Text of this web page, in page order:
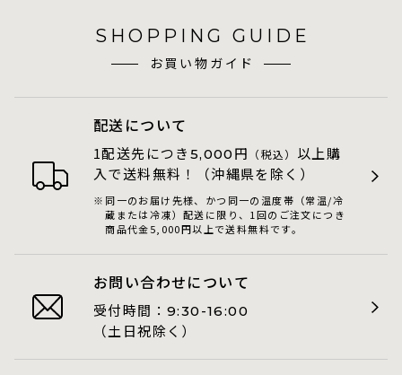
SHOPPING GUIDE
お買い物ガイド
配送について
1配送先につき 5,000 円 （税込） 以上購
入で送料無料！（沖縄県を除く）
同一のお届け先様、かつ同一の温度帯（常温/冷
蔵または冷凍）配送に限り、1回のご注文につき
商品代金5,000円以上で送料無料です。
お問い合わせについて
受付時間： 9:30-16:00
（土日祝除く）